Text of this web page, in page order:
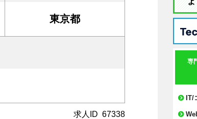
東京都
求人ID 67338
専
IT/